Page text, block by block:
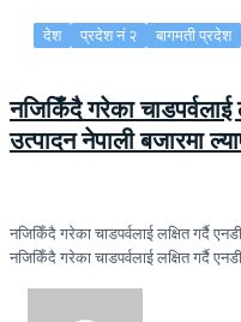
देश प्रदेश नं २ बागमती प्रदेश
नजिकिँदै गरेका चाडपर्वलाई
उत्पादन नेपाली बजारमा
नजिकिँदै गरेका चाडपर्वलाई लक्षित गर्दै
नजिकिँदै गरेका चाडपर्वलाई लक्षित गर्दै